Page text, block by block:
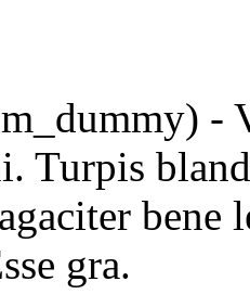
-
Turpis
bene
gra.